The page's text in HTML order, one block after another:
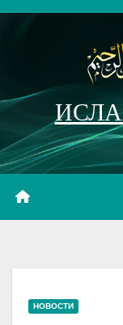
Перейти
НОВОСТИ